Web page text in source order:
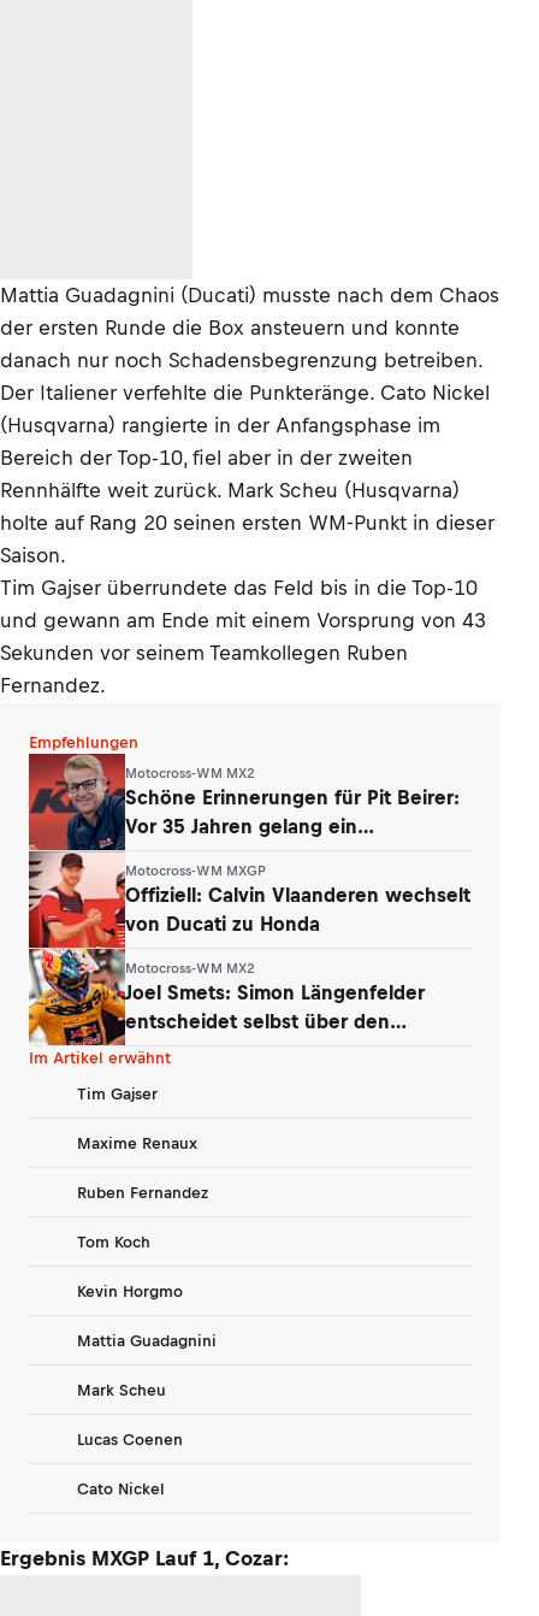
Mattia Guadagnini (Ducati) musste nach dem Chaos
der ersten Runde die Box ansteuern und konnte
danach nur noch Schadensbegrenzung betreiben.
Der Italiener verfehlte die Punkteränge. Cato Nickel
(Husqvarna) rangierte in der Anfangsphase im
Bereich der Top-10, fiel aber in der zweiten
Rennhälfte weit zurück. Mark Scheu (Husqvarna)
holte auf Rang 20 seinen ersten WM-Punkt in dieser
Saison.
Tim Gajser überrundete das Feld bis in die Top-10
und gewann am Ende mit einem Vorsprung von 43
Sekunden vor seinem Teamkollegen Ruben
Fernandez.
Empfehlungen
Motocross-WM MX2
Schöne Erinnerungen für Pit Beirer:
Vor 35 Jahren gelang ein
Motocross-WM MXGP
Offiziell: Calvin Vlaanderen wechselt
von Ducati zu Honda
Motocross-WM MX2
Joel Smets: Simon Längenfelder
entscheidet selbst über den
Klassenwechsel
Im Artikel erwähnt
Tim Gajser
Maxime Renaux
Ruben Fernandez
Tom Koch
Kevin Horgmo
Mattia Guadagnini
Mark Scheu
Lucas Coenen
Cato Nickel
Ergebnis MXGP Lauf 1, Cozar: